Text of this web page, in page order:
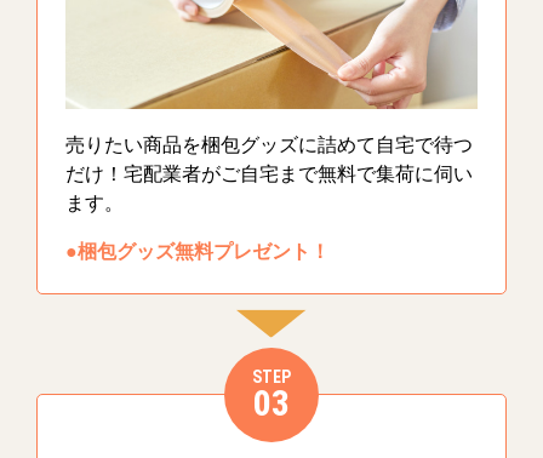
売りたい商品を梱包グッズに詰めて自宅で待つ
だけ！宅配業者がご自宅まで無料で集荷に伺い
ます。
●梱包グッズ無料プレゼント！
STEP
03